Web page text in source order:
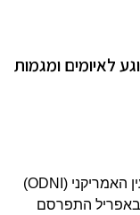
לאיומים ומגמות
בחודשי האביב פרסם משרד מנהל המודיעין האמריקני (ODNI)
בגלוי שני מסמכי הערכה משמעותיים: ב-9 באפריל התפרסם